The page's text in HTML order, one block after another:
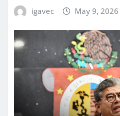
igavec May 9, 2026